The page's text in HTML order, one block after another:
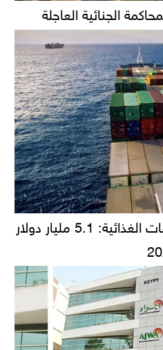
الجنائية العاجلة
قفزة في صادرات الصناعات الغذائية: 5.1 مليار دولار